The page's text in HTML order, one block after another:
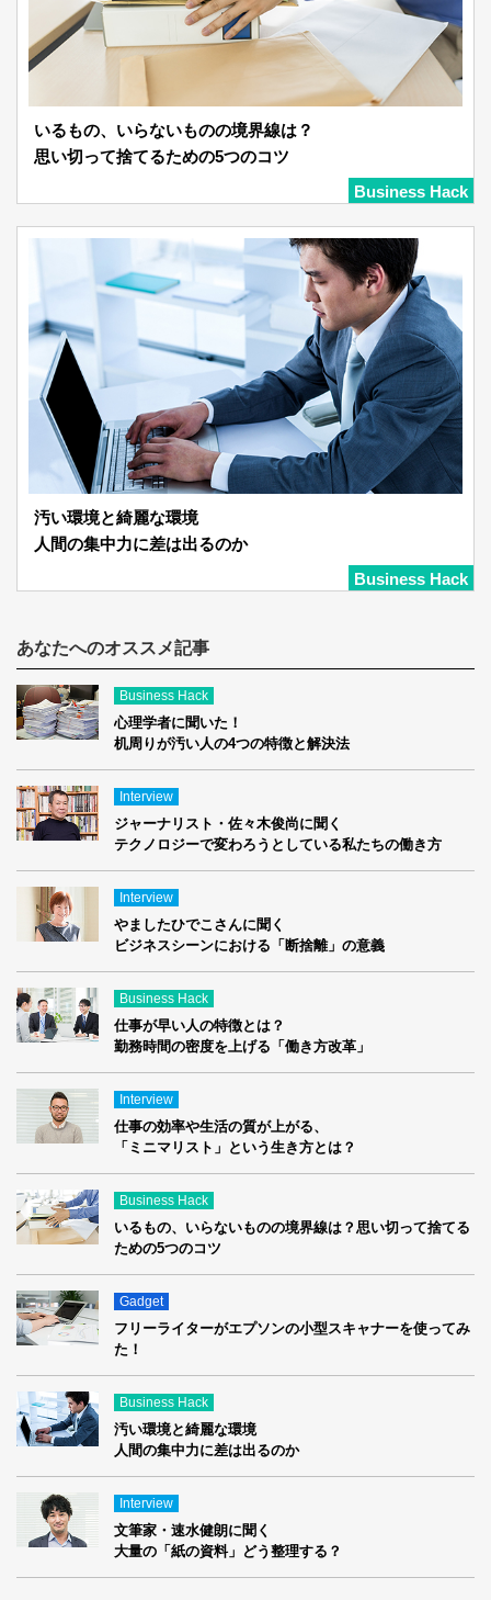
Business Hack
いるもの、いらないものの境界線は？
思い切って捨てるための5つのコツ
Business Hack
汚い環境と綺麗な環境
人間の集中力に差は出るのか
あなたへのオススメ記事
Business Hack
心理学者に聞いた！
机周りが汚い人の4つの特徴と解決法
Interview
ジャーナリスト・佐々木俊尚に聞く
テクノロジーで変わろうとしている私たちの働き方
Interview
やましたひでこさんに聞く
ビジネスシーンにおける「断捨離」の意義
Business Hack
仕事が早い人の特徴とは？
勤務時間の密度を上げる「働き方改革」
Interview
仕事の効率や生活の質が上がる、
「ミニマリスト」という生き方とは？
Business Hack
いるもの、いらないものの境界線は？思い切って捨てる
ための5つのコツ
Gadget
フリーライターがエプソンの小型スキャナーを使ってみ
た！
Business Hack
汚い環境と綺麗な環境
人間の集中力に差は出るのか
Interview
文筆家・速水健朗に聞く
大量の「紙の資料」どう整理する？